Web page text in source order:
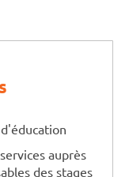
auprès
des stages